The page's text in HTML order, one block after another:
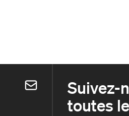
Suivez-
toutes